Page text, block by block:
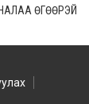
ӨГӨӨРЭЙ